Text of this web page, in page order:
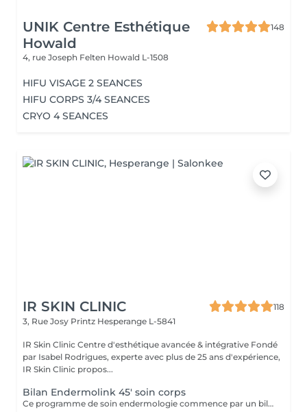
UNIK Centre Esthétique
Howald
148
4, rue Joseph Felten Howald L-1508
HIFU VISAGE 2 SEANCES
HIFU CORPS 3/4 SEANCES
CRYO 4 SEANCES
IR SKIN CLINIC
118
3, Rue Josy Printz Hesperange L-5841
IR Skin Clinic Centre d'esthétique avancée & intégrative Fondé
par Isabel Rodrigues, experte avec plus de 25 ans d'expérience,
IR Skin Clinic propos...
Bilan Endermolink 45' soin corps
Ce programme de soin endermologie commence par un bilan ultra précis avec l'application professionnelle. Il se déroule en 3 étapes: -Décryptage de votre mode de vie -Analyse pointue de l'état de votre peau -Création de votre programme sur mesure IL EST OBLIGATOIRE AVANT TOUT TRAITEMENT LPG ET OFFERT LORS DE L'ACHAT D'UNE CURE 12